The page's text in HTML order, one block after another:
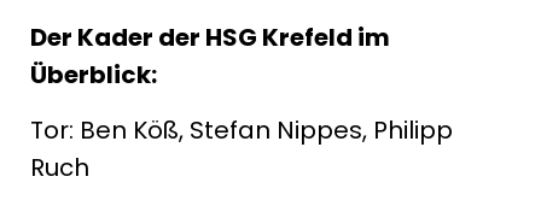
Der Kader der HSG Krefeld im
Überblick:
Tor: Ben Köß, Stefan Nippes, Philipp
Ruch